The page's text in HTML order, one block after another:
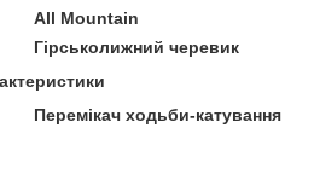
All Mountain
Гірськолижний черевик
Перемікач ходьби-катування